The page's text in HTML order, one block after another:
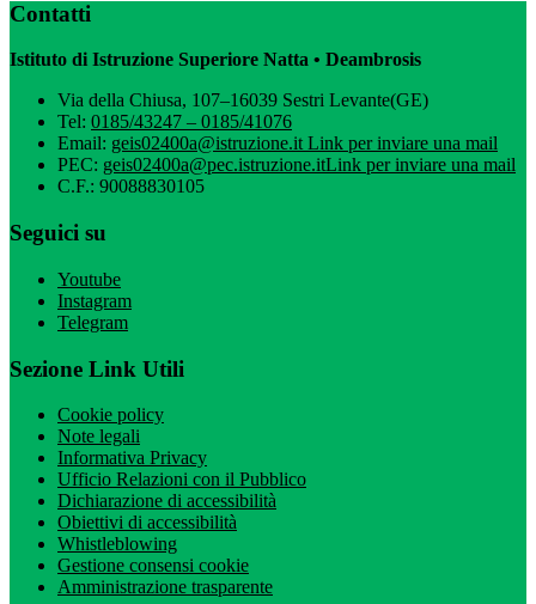
Contatti
Istituto di Istruzione Superiore Natta • Deambrosis
Via della Chiusa, 107–16039 Sestri Levante(GE)
Tel: 0185/43247 – 0185/41076
Email: geis02400a@istruzione.itLink per inviare una mail
PEC: geis02400a@pec.istruzione.itLink per inviare una mail
C.F.: 90088830105
Seguici su
Youtube
Instagram
Telegram
Sezione Link Utili
Cookie policy
Note legali
Informativa Privacy
Ufficio Relazioni con il Pubblico
Dichiarazione di accessibilità
Obiettivi di accessibilità
Whistleblowing
Gestione consensi cookie
Amministrazione trasparente